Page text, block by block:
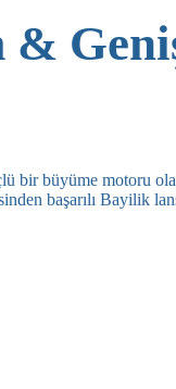
bir büyüme motoru
başarılı Bayilik